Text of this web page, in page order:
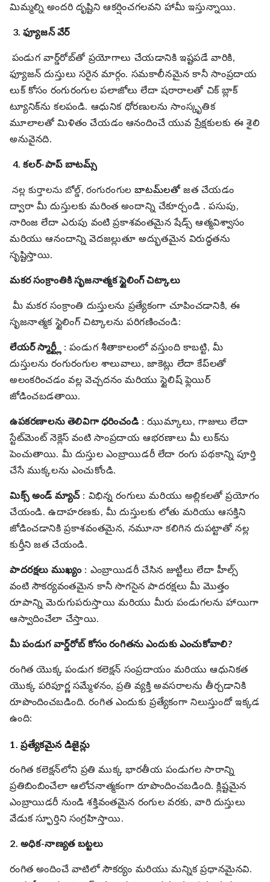
మిమ్మల్ని అందరి దృష్టిని ఆకర్షించగలవని హామీ ఇస్తున్నాయి.
3. ఫ్యూజన్ వేర్
పండుగ వార్డ్‌రోబ్‌తో ప్రయోగాలు చేయడానికి ఇష్టపడే వారికి,
ఫ్యూజన్ దుస్తులు సరైన మార్గం. సమకాలీనమైన కానీ సాంప్రదాయ
లుక్ కోసం రంగురంగుల పలాజోలు లేదా షరారాలతో చిక్ బ్లాక్
ట్యూనిక్‌ను కలపండి. ఆధునిక ధోరణులను సాంస్కృతిక
మూలాలతో మిళితం చేయడం ఆనందించే యువ ప్రేక్షకులకు ఈ శైలి
అనువైనది.
4. కలర్-పాప్ బాటమ్స్
నల్ల కుర్తాలను బోల్డ్, రంగురంగులబాటమ్‌లతో జత చేయడం
ద్వారా మీ దుస్తులకు మరింత అందాన్ని చేకూర్చండి . పసుపు,
నారింజ లేదా ఎరుపు వంటి ప్రకాశవంతమైన షేడ్స్ ఆత్మవిశ్వాసం
మరియు ఆనందాన్ని వెదజల్లుతూ అద్భుతమైన విరుద్ధతను
సృష్టిస్తాయి.
మకర సంక్రాంతికి సృజనాత్మక స్టైలింగ్ చిట్కాలు
మీ మకర సంక్రాంతి దుస్తులను ప్రత్యేకంగా చూపించడానికి, ఈ
సృజనాత్మక స్టైలింగ్ చిట్కాలను పరిగణించండి:
లేయర్ స్మార్ట్లీ
: పండుగ శీతాకాలంలో వస్తుంది కాబట్టి, మీ
దుస్తులను రంగురంగుల శాలువాలు, జాకెట్లు లేదా కేప్‌లతో
అలంకరించడం వల్ల వెచ్చదనం మరియు స్టైలిష్ ఫ్లెయిర్
జోడించబడతాయి.
ఉపకరణాలను తెలివిగా ధరించండి : ఝుమ్కాలు, గాజులు లేదా
స్టేట్‌మెంట్ నెక్లెస్ వంటి సాంప్రదాయ ఆభరణాలు మీ లుక్‌ను
పెంచుతాయి. మీ దుస్తుల ఎంబ్రాయిడరీ లేదా రంగు పథకాన్ని పూర్తి
చేసే ముక్కలను ఎంచుకోండి.
మిక్స్ అండ్ మ్యాచ్ : విభిన్న రంగులు మరియు అల్లికలతో ప్రయోగం
చేయండి. ఉదాహరణకు, మీ దుస్తులకు లోతు మరియు ఆసక్తిని
జోడించడానికి ప్రకాశవంతమైన, నమూనా కలిగిన దుపట్టాతో నల్ల
కుర్తీని జత చేయండి.
పాదరక్షలు ముఖ్యం : ఎంబ్రాయిడరీ చేసిన జుట్టీలు లేదా హీల్స్
వంటి సౌకర్యవంతమైన కానీ సొగసైన పాదరక్షలు మీ మొత్తం
రూపాన్ని మెరుగుపరుస్తాయి మరియు మీరు పండుగలను హాయిగా
ఆస్వాదించేలా చేస్తాయి.
మీ పండుగ వార్డ్‌రోబ్ కోసం రంగితను ఎందుకు ఎంచుకోవాలి?
రంగిత యొక్క పండుగ కలెక్షన్ సంప్రదాయం మరియు ఆధునికత
యొక్క పరిపూర్ణ సమ్మేళనం, ప్రతి వ్యక్తి అవసరాలను తీర్చడానికి
రూపొందించబడింది. రంగిత ఎందుకు ప్రత్యేకంగా నిలుస్తుందో ఇక్కడ
ఉంది:
1. ప్రత్యేకమైన డిజైన్లు
రంగిత కలెక్షన్‌లోని ప్రతి ముక్క భారతీయ పండుగల సారాన్ని
ప్రతిబింబించేలా ఆలోచనాత్మకంగా రూపొందించబడింది. క్లిష్టమైన
ఎంబ్రాయిడరీ నుండి శక్తివంతమైన రంగుల వరకు, వారి దుస్తులు
వేడుక స్ఫూర్తిని సంగ్రహిస్తాయి.
2. అధిక-నాణ్యత బట్టలు
రంగిత అందించే వాటిలో సౌకర్యం మరియు మన్నిక ప్రధానమైనవి.